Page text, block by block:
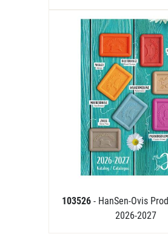
103526 - HanSen-Ovis
2026-2027